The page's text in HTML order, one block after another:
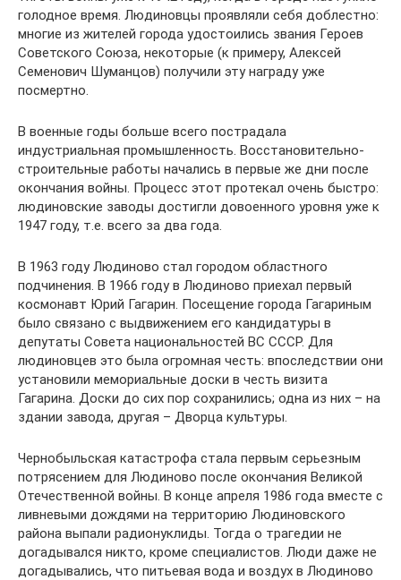
голодное время. Людиновцы проявляли себя доблестно:
многие из жителей города удостоились звания Героев
Советского Союза, некоторые (к примеру, Алексей
Семенович Шуманцов) получили эту награду уже
посмертно.
В военные годы больше всего пострадала
индустриальная промышленность. Восстановительно-
строительные работы начались в первые же дни после
окончания войны. Процесс этот протекал очень быстро:
людиновские заводы достигли довоенного уровня уже к
1947 году, т.е. всего за два года.
В 1963 году Людиново стал городом областного
подчинения. В 1966 году в Людиново приехал первый
космонавт Юрий Гагарин. Посещение города Гагариным
было связано с выдвижением его кандидатуры в
депутаты Совета национальностей ВС СССР. Для
людиновцев это была огромная честь: впоследствии они
установили мемориальные доски в честь визита
Гагарина. Доски до сих пор сохранились; одна из них – на
здании завода, другая – Дворца культуры.
Чернобыльская катастрофа стала первым серьезным
потрясением для Людиново после окончания Великой
Отечественной войны. В конце апреля 1986 года вместе с
ливневыми дождями на территорию Людиновского
района выпали радионуклиды. Тогда о трагедии не
догадывался никто, кроме специалистов. Люди даже не
догадывались, что питьевая вода и воздух в Людиново